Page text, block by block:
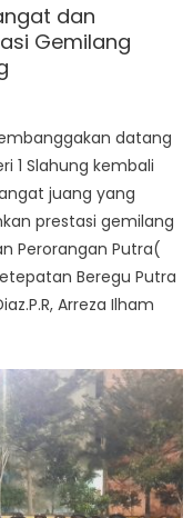
dan
Gemilang
datang
1 Slahung kembali
juang yang
prestasi gemilang
Perorangan Putra(
Beregu Putra
Arreza Ilham